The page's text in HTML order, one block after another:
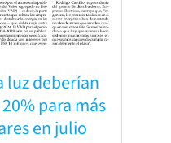
luz deberían
para más
en julio